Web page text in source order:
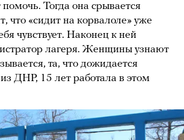
Тогда она срывается
что «сидит на корвалоле» уже
чувствует. Наконец к ней
лагеря. Женщины узнают
та, что дожидается
ДНР, 15 лет работала в этом